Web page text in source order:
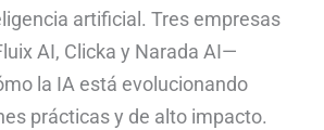
artificial. Tres empresas
AI, Clicka y Narada AI—
la IA está evolucionando
prácticas y de alto impacto.